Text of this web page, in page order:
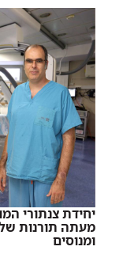
שפותחה
ברמב"ם
תעזור
לילדים
להתמודד
עם
לוקמיה
בין
עם
יחידת צנתורי
ומנוסים